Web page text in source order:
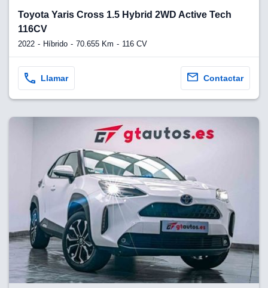
Toyota Yaris Cross 1.5 Hybrid 2WD Active Tech
116CV
2022 Híbrido 70.655 Km 116 CV
Llamar Contactar